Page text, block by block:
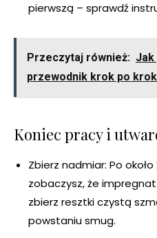
pierwszą – sprawdź
Przeczytaj również: Jak
przewodnik krok po
Koniec pracy i
Zbierz nadmiar: Po
zobaczysz, że
zbierz resztki czystą
powstaniu smug.